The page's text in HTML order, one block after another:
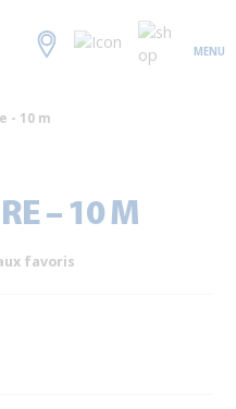
MENU
- 10 m
– 10 M
favoris